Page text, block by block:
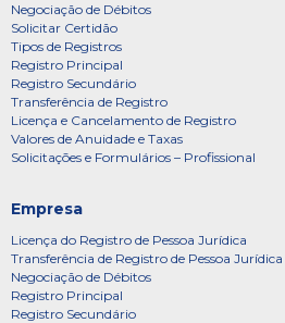
Negociação de Débitos
Solicitar Certidão
Tipos de Registros
Registro Principal
Registro Secundário
Transferência de Registro
Licença e Cancelamento de Registro
Valores de Anuidade e Taxas
Solicitações e Formulários – Profissional
Empresa
Licença do Registro de Pessoa Jurídica
Transferência de Registro de Pessoa Jurídica
Negociação de Débitos
Registro Principal
Registro Secundário